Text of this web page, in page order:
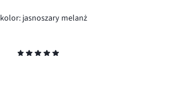
kolor: jasnoszary melanż